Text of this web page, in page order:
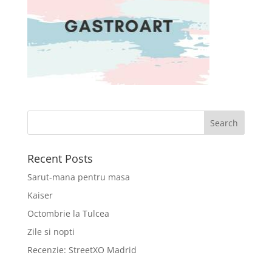
Recent Posts
Sarut-mana pentru masa
Kaiser
Octombrie la Tulcea
Zile si nopti
Recenzie: StreetXO Madrid